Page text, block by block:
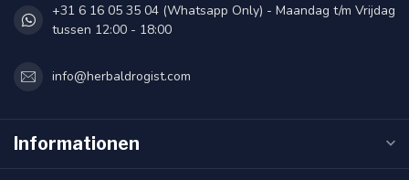
+31 6 16 05 35 04 (Whatsapp Only) - Maandag t/m Vrijdag
tussen 12:00 - 18:00
info@herbaldrogist.com
Informationen